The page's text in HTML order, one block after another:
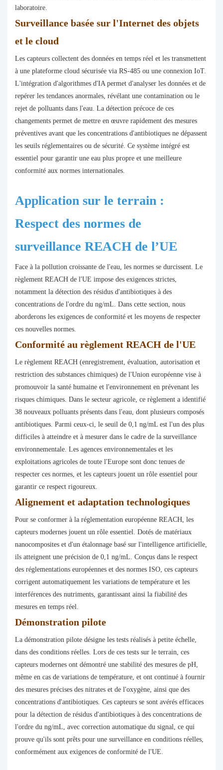
laboratoire.
Surveillance basée sur l'Internet des objets
et le cloud
Les capteurs collectent des données en temps réel et les transmettent
à une plateforme cloud sécurisée via RS-485 ou une connexion IoT.
L'intégration d'algorithmes d'IA permet d'analyser les données et de
repérer les tendances anormales, révélant une contamination ou le
rejet de polluants dans l'eau. La détection précoce de ces
changements permet de mettre en œuvre rapidement des mesures
préventives avant que les concentrations d'antibiotiques ne dépassent
les seuils réglementaires ou de sécurité. Ce système intégré est
essentiel pour garantir une eau plus propre et une meilleure
conformité aux normes internationales.
Application sur le terrain :
Respect des normes de
surveillance REACH de l’UE
Face à la pollution croissante de l'eau, les normes se durcissent. Le
règlement REACH de l'UE impose des exigences strictes,
notamment la détection des résidus d'antibiotiques à des
concentrations de l'ordre du ng/mL. Dans cette section, nous
aborderons les exigences de conformité et les moyens de respecter
ces nouvelles normes.
Conformité au règlement REACH de l'UE
Le règlement REACH (enregistrement, évaluation, autorisation et
restriction des substances chimiques) de l'Union européenne vise à
promouvoir la santé humaine et l'environnement en prévenant les
risques chimiques. Dans le secteur agricole, ce règlement a identifié
38 nouveaux polluants présents dans l'eau, dont plusieurs composés
antibiotiques. Parmi ceux-ci, le seuil de 0,1 ng/mL est l'un des plus
difficiles à atteindre et à mesurer dans le cadre de la surveillance
environnementale. Les agences environnementales et les
exploitations agricoles de toute l'Europe sont donc tenues de
respecter ces normes, et les capteurs jouent un rôle essentiel pour
garantir ce respect rigoureux.
Alignement et adaptation technologiques
Pour se conformer à la réglementation européenne REACH, les
capteurs modernes jouent un rôle essentiel. Dotés de matériaux
nanocomposites et d'un étalonnage basé sur l'intelligence artificielle,
ils atteignent une précision de 0,1 ng/mL. Conçus dans le respect
des réglementations européennes et des normes ISO, ces capteurs
corrigent automatiquement les variations de température et les
interférences des nutriments, garantissant ainsi la fiabilité des
mesures en temps réel.
Démonstration pilote
La démonstration pilote désigne les tests réalisés à petite échelle,
dans des conditions réelles. Lors de ces tests sur le terrain, ces
capteurs modernes ont démontré une stabilité des mesures de pH,
même en cas de variations de température, et ont continué à fournir
des mesures précises des nitrates et de l'oxygène, ainsi que des
concentrations d'antibiotiques. Ces capteurs se sont avérés efficaces
pour la détection de résidus d'antibiotiques à des concentrations de
l'ordre du ng/mL, avec correction automatique du signal, ce qui
prouve qu'ils sont prêts pour une surveillance en conditions réelles,
conformément aux exigences de conformité de l'UE.